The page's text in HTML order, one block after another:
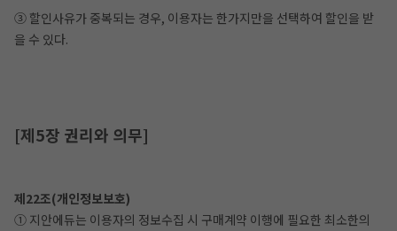
③ 할인사유가 중복되는 경우, 이용자는 한가지만을 선택하여 할인을 받
을 수 있다.
[제5장 권리와 의무]
제22조(개인정보보호)
① 지안에듀는 이용자의 정보수집 시 구매계약 이행에 필요한 최소한의